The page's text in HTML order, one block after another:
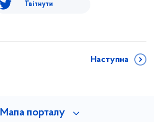
Твітнути
Наступна
Мапа порталу